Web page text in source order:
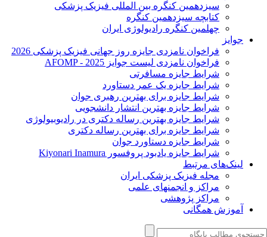
سیزدهمین کنگره بین المللی فیزیک پزشکی
کتابچه سیزدهمین کنگره
چهلمین کنگره رادیولوژی ایران
جوایز
فراخوان نامزدی جایزه روز جهانی فیزیک پزشکی 2026
فراخوان نامزدی لیست جوایز AFOMP - 2025
شرایط جایزه مسافرتی
شرایط جایزه یک عمر دستاورد
شرایط جایزه برای بهترین رهبری جوان
شرایط جایزه بهترین انتشار دانشجویی
شرایط جایزه بهترین رساله دکتری در رادیوبیولوژی
شرایط جایزه برای بهترین رساله دکتری
شرایط جایزه دستاورد جوان
شرایط جایزه یادبود پروفسور Kiyonari Inamura
لینک‌های مرتبط
مجله فیزیک پزشکی ایران
مراکز و انجمنهای علمی
مراکز پژوهشی
آموزش همگانی